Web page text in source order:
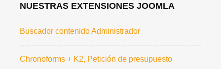
NUESTRAS EXTENSIONES JOOMLA
Buscador contenido Administrador
Chronoforms + K2, Petición de presupuesto